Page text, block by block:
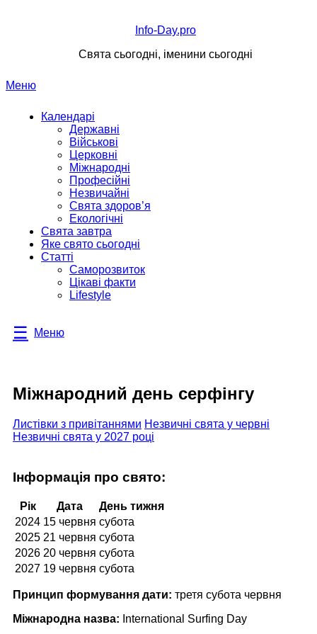
Info-Day.pro
Свята сьогодні, іменини сьогодні
Меню
Календарі
Державні
Військові
Церковні
Міжнародні
Професійні
Незвичайні
Свята здоров’я
Екологічні
Свята завтра
Яке свято сьогодні
Статті
Саморозвиток
Цікаві факти
Lifestyle
Меню
Міжнародний день серфінгу
Листівки з привітаннями Незвичні свята у червні
Незвичні свята у 2027 році
Інформація про свято:
Рік Дата
День тижня
2024 15 червня субота
2025 21 червня субота
2026 20 червня субота
2027 19 червня субота
Принцип формування дати: третя субота червня
Міжнародна назва: International Surfing Day